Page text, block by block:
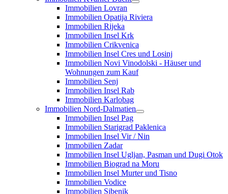
Immobilien Lovran
Immobilien Opatija Riviera
Immobilien Rijeka
Immobilien Insel Krk
Immobilien Crikvenica
Immobilien Insel Cres und Losinj
Immobilien Novi Vinodolski - Häuser und
Wohnungen zum Kauf
Immobilien Senj
Immobilien Insel Rab
Immobilien Karlobag
Immobilien Nord-Dalmatien
Immobilien Insel Pag
Immobilien Starigrad Paklenica
Immobilien Insel Vir / Nin
Immobilien Zadar
Immobilien Insel Ugljan, Pasman und Dugi Otok
Immobilien Biograd na Moru
Immobilien Insel Murter und Tisno
Immobilien Vodice
Immobilien Sibenik